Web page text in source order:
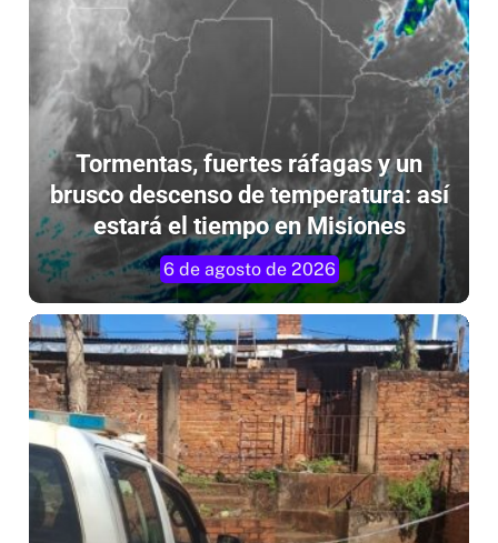
Tormentas, fuertes ráfagas y un
brusco descenso de temperatura: así
estará el tiempo en Misiones
6 de agosto de 2026